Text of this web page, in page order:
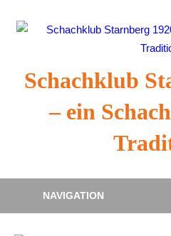
Inhalt
Schachklub
– ein
NAVIGATION